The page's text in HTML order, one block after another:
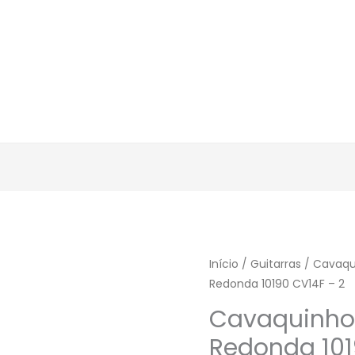
Início / Guitarras /
Redonda 10190 CV14F – 2
Redonda